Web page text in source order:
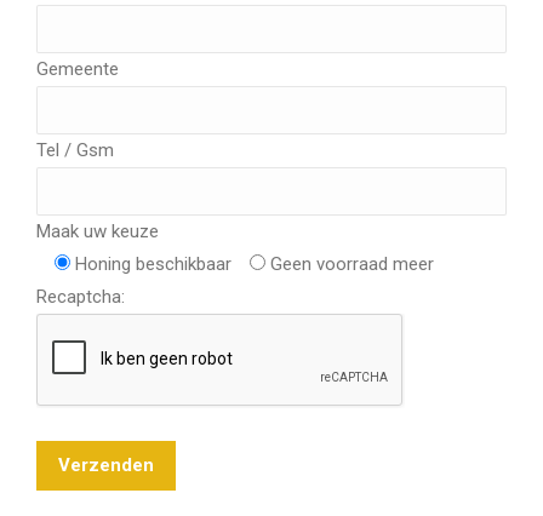
Gemeente
Tel / Gsm
Maak uw keuze
Honing beschikbaar
Geen voorraad meer
Recaptcha: